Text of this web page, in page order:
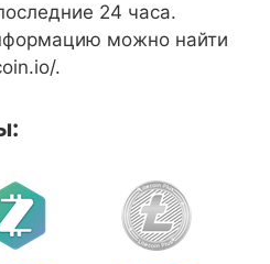
24 часа.
можно найти
.